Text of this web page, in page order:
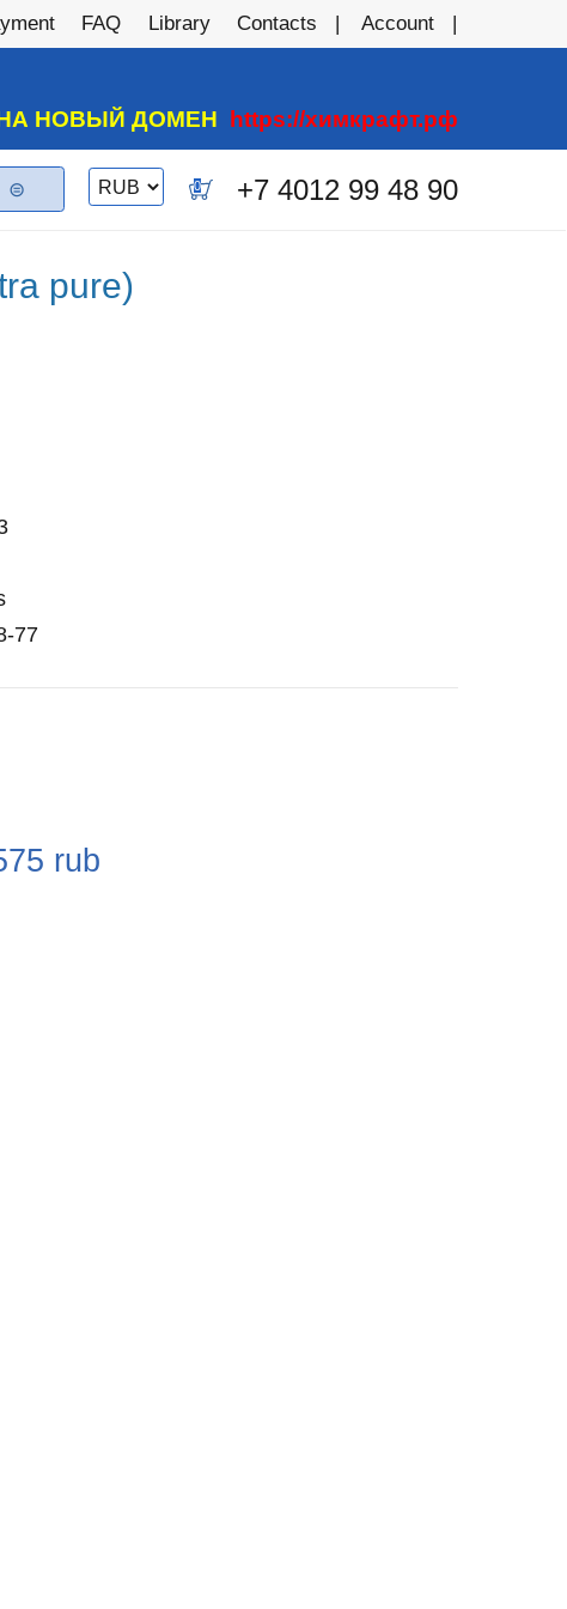
FAQ Library Contacts Account
НОВЫЙ ДОМЕН https://химкрафт.рф
Switch
currency
0 +7 4012 99 48 90
pure)
77
rub